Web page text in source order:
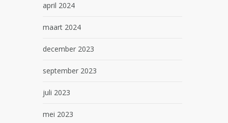
april 2024
maart 2024
december 2023
september 2023
juli 2023
mei 2023